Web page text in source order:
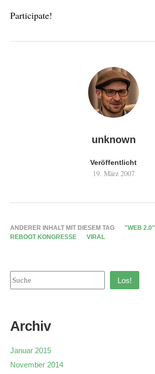
Participate!
unknown
Veröffentlicht
19. März 2007
ANDERER INHALT MIT DIESEM TAG "WEB 2.0"
REBOOT KONGRESSE
VIRAL
Los!
Archiv
Januar 2015
November 2014